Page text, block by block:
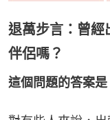
退萬步言：曾經
伴侶嗎？
這個問題的答案